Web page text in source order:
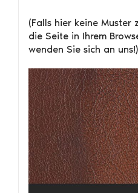
(Falls hier keine Muster
die Seite in Ihrem
wenden Sie sich an uns!)